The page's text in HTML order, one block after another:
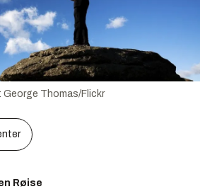
George Thomas/Flickr
Røise